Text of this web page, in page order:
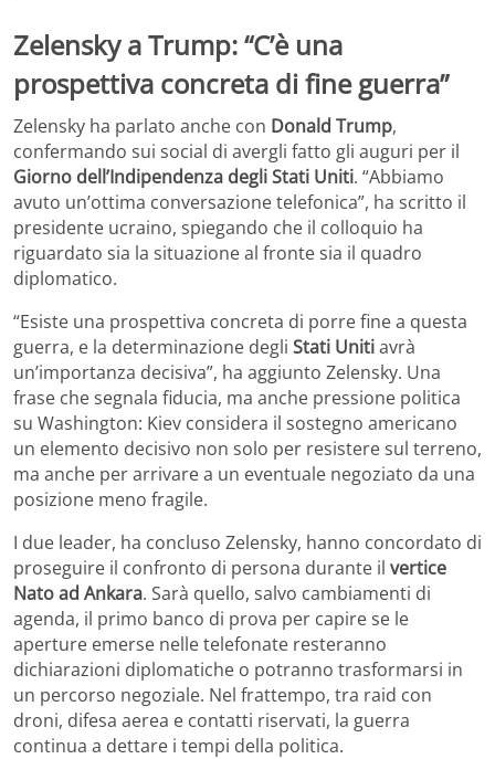
Zelensky a Trump: “C’è una
prospettiva concreta di fine guerra”
Zelensky ha parlato anche con Donald Trump,
confermando sui social di avergli fatto gli auguri per il
Giorno dell’Indipendenza degli Stati Uniti. “Abbiamo
avuto un’ottima conversazione telefonica”, ha scritto il
presidente ucraino, spiegando che il colloquio ha
riguardato sia la situazione al fronte sia il quadro
diplomatico.
“Esiste una prospettiva concreta di porre fine a questa
guerra, e la determinazione degli Stati Unitiavrà
un’importanza decisiva”, ha aggiunto Zelensky. Una
frase che segnala fiducia, ma anche pressione politica
su Washington: Kiev considera il sostegno americano
un elemento decisivo non solo per resistere sul terreno,
ma anche per arrivare a un eventuale negoziato da una
posizione meno fragile.
I due leader, ha concluso Zelensky, hanno concordato di
proseguire il confronto di persona durante il vertice
Nato ad Ankara. Sarà quello, salvo cambiamenti di
agenda, il primo banco di prova per capire se le
aperture emerse nelle telefonate resteranno
dichiarazioni diplomatiche o potranno trasformarsi in
un percorso negoziale. Nel frattempo, tra raid con
droni, difesa aerea e contatti riservati, la guerra
continua a dettare i tempi della politica.